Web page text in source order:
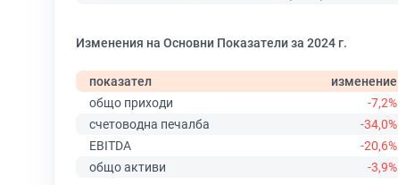
Изменения на Основни Показатели за 2024 г.
показател
изменение
общо приходи
-7,2%
счетоводна печалба
-34,0%
EBITDA
-20,6%
общо активи
-3,9%